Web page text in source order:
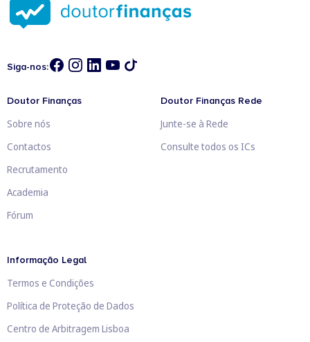
Siga-nos:
Doutor Finanças
Sobre nós
Contactos
Recrutamento
Academia
Fórum
Doutor Finanças Rede
Junte-se à Rede
Consulte todos os ICs
Informação Legal
Termos e Condições
Política de Proteção de Dados
Centro de Arbitragem Lisboa